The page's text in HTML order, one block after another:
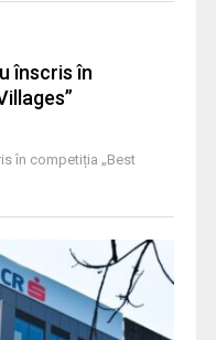
înscris în
în competiția „Best